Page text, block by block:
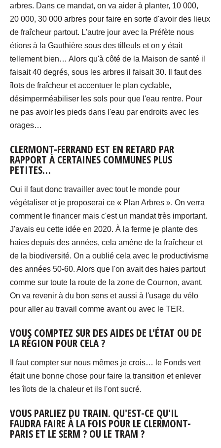
arbres. Dans ce mandat, on va aider à planter, 10 000,
20 000, 30 000 arbres pour faire en sorte d'avoir des lieux
de fraîcheur partout. L'autre jour avec la Préfète nous
étions à la Gauthière sous des tilleuls et on y était
tellement bien… Alors qu'à côté de la Maison de santé il
faisait 40 degrés, sous les arbres il faisait 30. Il faut des
îlots de fraîcheur et accentuer le plan cyclable,
désimperméabiliser les sols pour que l'eau rentre. Pour
ne pas avoir les pieds dans l'eau par endroits avec les
orages…
CLERMONT-FERRAND EST EN RETARD PAR
RAPPORT À CERTAINES COMMUNES PLUS
PETITES…
Oui il faut donc travailler avec tout le monde pour
végétaliser et je proposerai ce « Plan Arbres ». On verra
comment le financer mais c'est un mandat très important.
J'avais eu cette idée en 2020. À la ferme je plante des
haies depuis des années, cela amène de la fraîcheur et
de la biodiversité. On a oublié cela avec le productivisme
des années 50-60. Alors que l'on avait des haies partout
comme sur toute la route de la zone de Cournon, avant.
On va revenir à du bon sens et aussi à l'usage du vélo
pour aller au travail comme avant ou avec le TER.
VOUS COMPTEZ SUR DES AIDES DE L'ÉTAT OU DE
LA RÉGION POUR CELA ?
Il faut compter sur nous mêmes je crois… le Fonds vert
était une bonne chose pour faire la transition et enlever
les îlots de la chaleur et ils l'ont sucré.
VOUS PARLIEZ DU TRAIN. QU'EST-CE QU'IL
FAUDRA FAIRE À LA FOIS POUR LE CLERMONT-
PARIS ET LE SERM ? OU LE TRAM ?